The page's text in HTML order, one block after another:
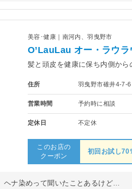
美容･健康｜南河内、羽曳野市
O’LauLau オー・ラウ
髪と頭皮を健康に保ち内側から
住所 羽曳野市碓井4-7-6
営業時間 予約時に相談
定休日 不定休
このお店の
クーポン
初回お試し
ヘナ染めって聞いたことあるけど…